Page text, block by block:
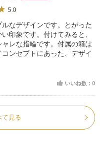
5.0
なデザインです。とがった
印象です。付けてみると、
レな指輪です。付属の箱は
ンセプトにあった、デザイ
いいね数：0
て見る